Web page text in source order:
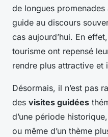
de longues
guide au discours
cas aujourd’hui. En
tourisme ont repensé
rendre plus attractive et
Désormais, il n’est pas
des visites guidées
d’une période
ou même d’un thème